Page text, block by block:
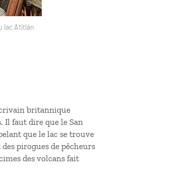
lac Atitlán
britannique
Il faut dire que le San
que le lac se trouve
pirogues de pêcheurs
des volcans fait